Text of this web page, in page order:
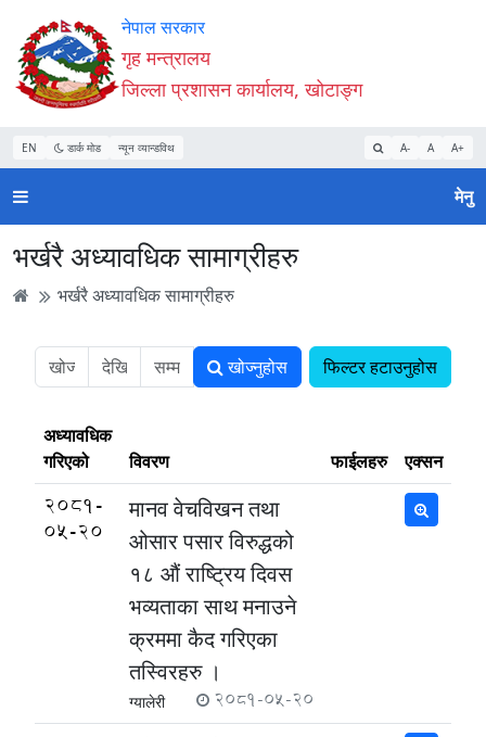
Accessibility
Mode
सुरु
गर्नुहोस्
सामाग्री
पढ्नुहाेस्
नेभिगेसन
पढ्नुहाेस्
वेबसाइट
खोजमा
जानुहोस्
नेपाल सरकार
गृह मन्त्रालय
जिल्ला प्रशासन कार्यालय, खोटाङ्ग
EN डार्क मोड न्यून व्यान्डविथ A- A A+
मेनु
भर्खरै अध्यावधिक सामाग्रीहरु
भर्खरै अध्यावधिक सामाग्रीहरु
खोज्नुहोस फिल्टर हटाउनुहोस
अध्यावधिक
गरिएको
विवरण फाईलहरु एक्सन
2081-
05-20
मानव वेचविखन तथा
ओसार पसार विरुद्धको
१८ औं राष्‍ट्रिय दिवस
भव्यताका साथ मनाउने
क्रममा कैद गरिएका
तस्विरहरु ।
ग्यालेरी 2081-05-20